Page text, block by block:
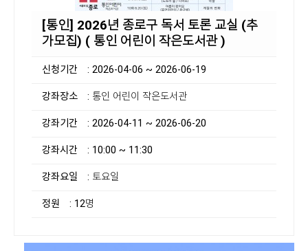
[통인] 2026년 종로구 독서 토론 교실 (추
가모집) ( 통인 어린이 작은도서관 )
신청기간 : 2026-04-06 ~ 2026-06-19
강좌장소 : 통인 어린이 작은도서관
강좌기간 : 2026-04-11 ~ 2026-06-20
강좌시간 : 10:00 ~ 11:30
강좌요일 : 토요일
정원 : 12명